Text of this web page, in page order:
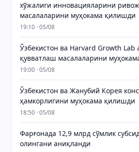
хўжалиги инновацияларини
масалаларини муҳокама қилишди
19:10 · 05/08
Ўзбекистон ва Harvard Growth Lab
қувватлаш масалаларини
19:00 · 05/08
Ўзбекистон ва Жанубий Корея
ҳамкорлигини муҳокама қилишди
18:50 · 05/08
Фарғонада 12,9 млрд сўмлик
олингани аниқланди